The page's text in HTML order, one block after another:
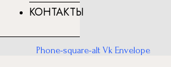
КОНТАКТЫ
Phone-square-alt Vk Envelope